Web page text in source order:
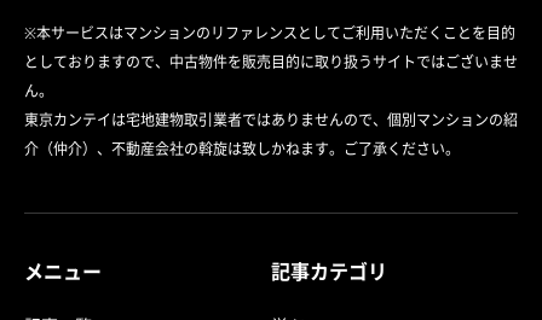
※本サービスはマンションのリファレンスとしてご利用いただくことを目的
としておりますので、中古物件を販売目的に取り扱うサイトではございませ
ん。
東京カンテイは宅地建物取引業者ではありませんので、個別マンションの紹
介（仲介）、不動産会社の斡旋は致しかねます。ご了承ください。
メニュー 記事カテゴリ